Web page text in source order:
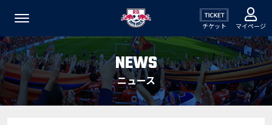
チケット マイページ
NEWS
ニュース